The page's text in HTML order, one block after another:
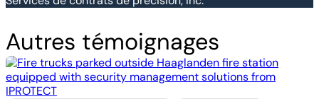
Autres témoignages